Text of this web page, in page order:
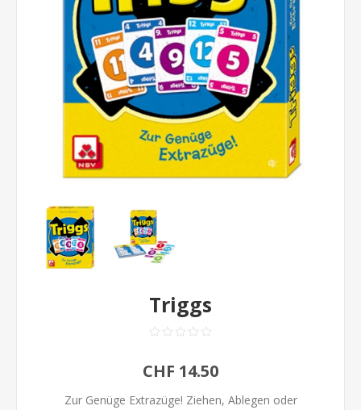
Triggs
CHF 14.50
Zur Genüge Extrazüge! Ziehen, Ablegen oder